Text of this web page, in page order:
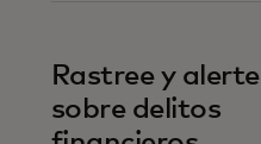
Rastree y alerte
sobre delitos